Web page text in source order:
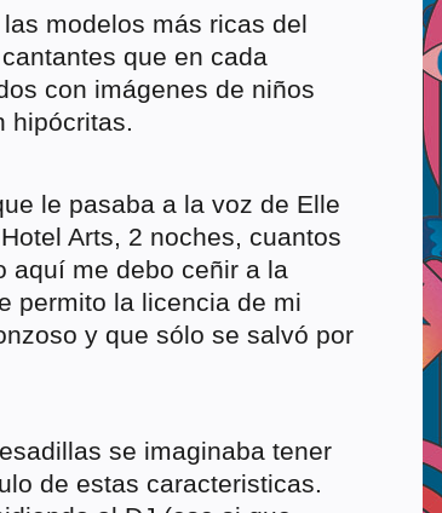
modelos más ricas del
que en cada
con imágenes de niños
hipócritas.
le pasaba a la voz de Elle
Arts, 2 noches, cuantos
aquí me debo ceñir a la
permito la licencia de mi
y que sólo se salvó por
se imaginaba tener
de estas caracteristicas.